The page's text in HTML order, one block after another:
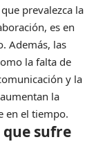
prevalezca la
es en
Además, las
la falta de
y la
la
en el tiempo.
que sufre